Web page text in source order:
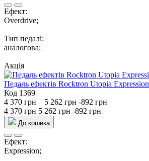
Ефект:
Overdrive;
Тип педалі:
аналогова;
Акція
Педаль ефектів Rocktron Utopia Expression
Код 1369
4 370 грн 5 262 грн -892 грн
4 370 грн 5 262 грн -892 грн
До кошика
Ефект:
Expression;